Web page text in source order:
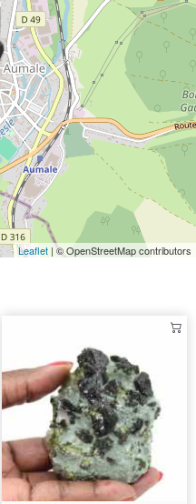
Leaflet | © OpenStreetMap contributors